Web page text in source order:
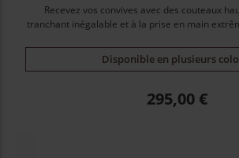
Recevez vos convives avec des couteaux
tranchant inégalable et à la prise en main
Disponible en plusieurs
Prix
295,00 €